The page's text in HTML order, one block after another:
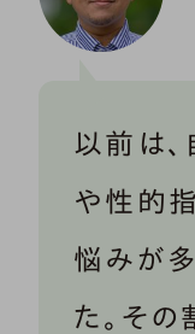
以前は
や性的
悩みが
た。そ